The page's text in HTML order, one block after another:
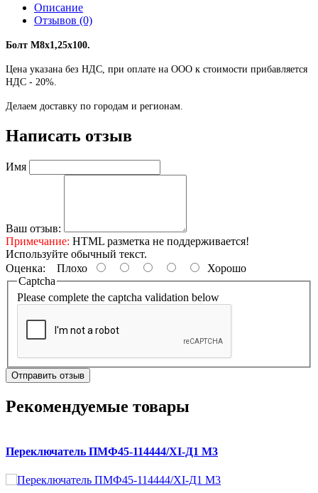
Описание
Отзывов (0)
Болт М8х1,25х100.
Цена указана без НДС, при оплате на ООО к стоимости прибавляется
НДС - 20%.
Делаем доставку по городам и регионам.
Написать отзыв
Имя
Ваш отзыв:
Примечание: HTML разметка не поддерживается!
Используйте обычный текст.
Оценка: Плохо
Хорошо
Captcha
Please complete the captcha validation below
Отправить отзыв
Рекомендуемые товары
Переключатель ПМФ45-114444/XI-Д1 М3